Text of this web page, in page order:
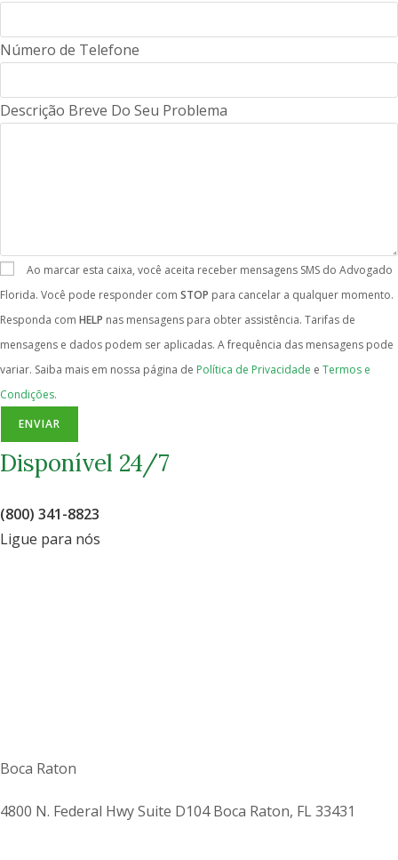
Número de Telefone
Descrição Breve Do Seu Problema
Ao marcar esta caixa, você aceita receber mensagens SMS do Advogado
Florida. Você pode responder com STOP para cancelar a qualquer momento.
Responda com HELP nas mensagens para obter assistência. Tarifas de
mensagens e dados podem ser aplicadas. A frequência das mensagens pode
variar. Saiba mais em nossa página de Política de Privacidade e Termos e
Condições.
ENVIAR
Disponível 24/7
(800) 341-8823
Ligue para nós
Boca Raton
4800 N. Federal Hwy Suite D104 Boca Raton, FL 33431